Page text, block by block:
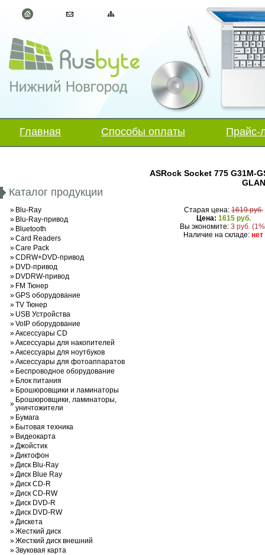
Главная Способы оплаты Прайс-
Каталог продукции
» Blu-Ray
» Blu-Ray-привод
» Bluetooth
»Card Readers
»Care Pack
»CDRW+DVD-привод
» DVD-привод
» DVDRW-привод
» FM Тюнер
»GPS оборудование
»TV Тюнер
» USB Устройства
»VoIP оборудование
»Аксессуары CD
»Аксессуары для накопителей
»Аксессуары для ноутбуков
»Аксессуары для фотоаппаратов
» Беспроводное оборудование
» Блок питания
» Брошюровщики и ламинаторы
» Брошюровщики, ламинаторы,
уничтожители
» Бумага
» Бытовая техника
» Видеокарта
»Джойстик
»Диктофон
»Диск Blu-Ray
»Диск Blue Ray
»Диск CD-R
»Диск CD-RW
»Диск DVD-R
»Диск DVD-RW
»Дискета
»Жесткий диск
»Жесткий диск внешний
»Звуковая карта
ASRock Socket 775 G31M-
Старая цена: 1619 руб.
Цена: 1615 руб.
Вы экономите: 3 руб.
Наличие на складе:нет